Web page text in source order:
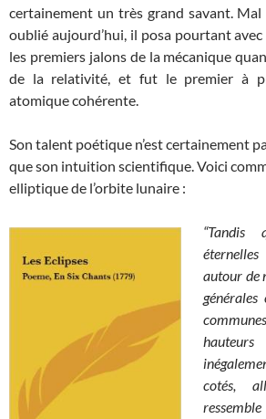
certainement un très grand savant.
oublié aujourd’hui, il posa pourtant avec
les premiers jalons de la mécanique
de la relativité, et fut le premier à
atomique cohérente.
Son talent poétique n’est certainement
que son intuition scientifique. Voici
elliptique de l’orbite lunaire :
“Tandis
autour de
cotés,